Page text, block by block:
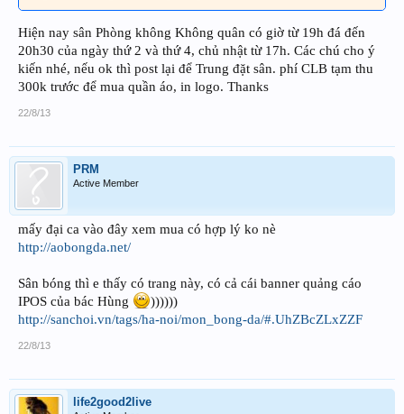
Hiện nay sân Phòng không Không quân có giờ từ 19h đá đến
20h30 của ngày thứ 2 và thứ 4, chủ nhật từ 17h. Các chú cho ý
kiến nhé, nếu ok thì post lại để Trung đặt sân. phí CLB tạm thu
300k trước để mua quần áo, in logo. Thanks
22/8/13
PRM
Active Member
mấy đại ca vào đây xem mua có hợp lý ko nè
http://aobongda.net/
Sân bóng thì e thấy có trang này, có cả cái banner quảng cáo
IPOS của bác Hùng
))))))
http://sanchoi.vn/tags/ha-noi/mon_bong-da/#.UhZBcZLxZZF
22/8/13
life2good2live